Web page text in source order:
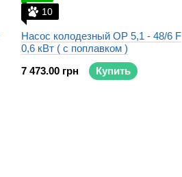
10
Насос колодезный OP 5,1 - 48/6 F
0,6 кВт ( с поплавком )
7 473.00 грн
Купить